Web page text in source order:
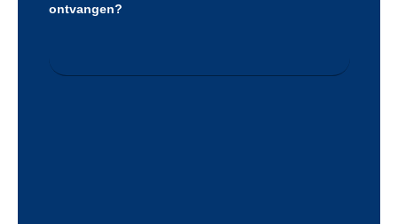
ontvangen?